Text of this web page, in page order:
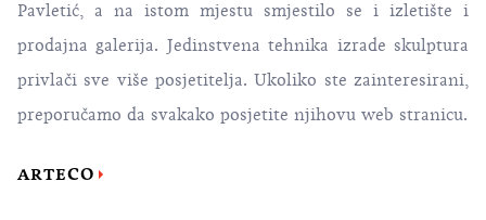
Pavletić, a na istom mjestu smjestilo se i izletište i
prodajna galerija. Jedinstvena tehnika izrade skulptura
privlači sve više posjetitelja. Ukoliko ste zainteresirani,
preporučamo da svakako posjetite njihovu web stranicu.
ARTECO